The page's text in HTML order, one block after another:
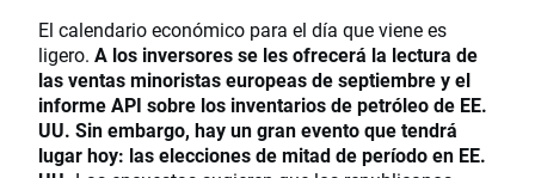
El calendario económico para el día que viene es
ligero. A los inversores se les ofrecerá la lectura de
las ventas minoristas europeas de septiembre y el
informe API sobre los inventarios de petróleo de EE.
UU. Sin embargo, hay un gran evento que tendrá
lugar hoy: las elecciones de mitad de período en EE.